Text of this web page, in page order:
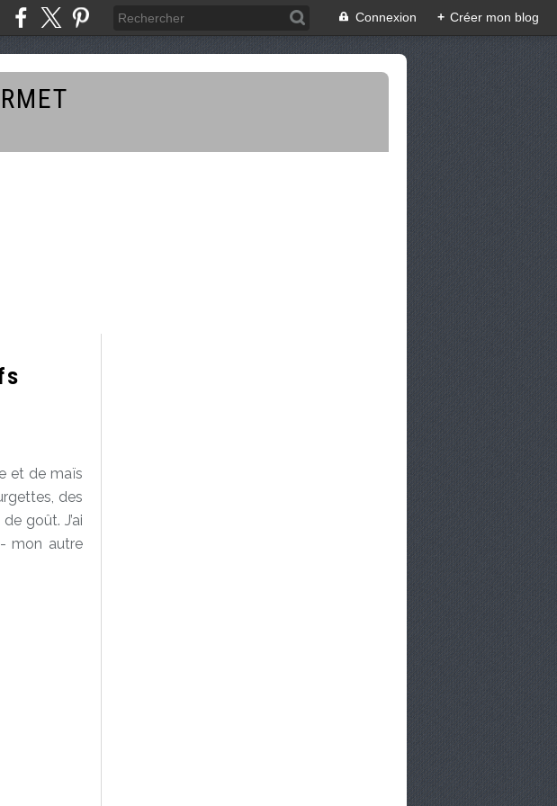
Connexion + Créer mon blog
et de maïs
des
goût. J’ai
mon autre